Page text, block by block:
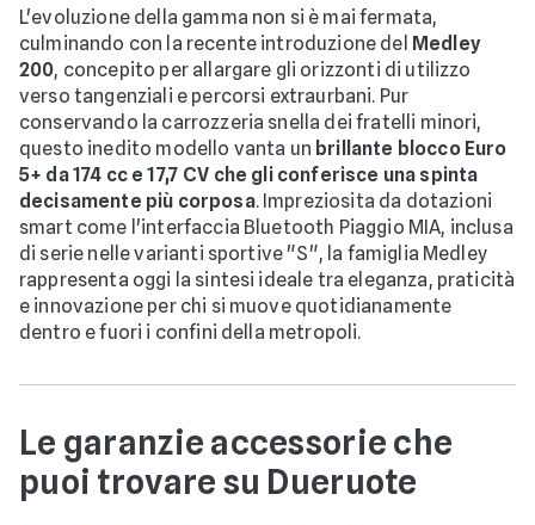
L'evoluzione della gamma non si è mai fermata,
culminando con la recente introduzione del Medley
200, concepito per allargare gli orizzonti di utilizzo
verso tangenziali e percorsi extraurbani. Pur
conservando la carrozzeria snella dei fratelli minori,
questo inedito modello vanta un brillante blocco Euro
5+ da 174 cc e 17,7 CV che gli conferisce una spinta
decisamente più corposa. Impreziosita da dotazioni
smart come l'interfaccia Bluetooth Piaggio MIA, inclusa
di serie nelle varianti sportive "S", la famiglia Medley
rappresenta oggi la sintesi ideale tra eleganza, praticità
e innovazione per chi si muove quotidianamente
dentro e fuori i confini della metropoli.
Le garanzie accessorie che
puoi trovare su Dueruote